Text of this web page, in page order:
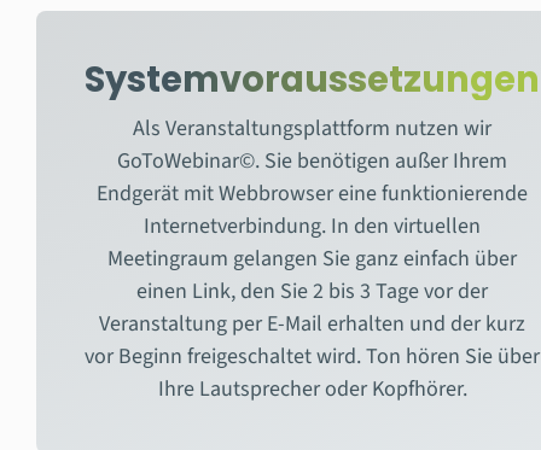
Systemvoraussetzungen
Als Veranstaltungsplattform nutzen wir
GoToWebinar©. Sie benötigen außer Ihrem
Endgerät mit Webbrowser eine funktionierende
Internetverbindung. In den virtuellen
Meetingraum gelangen Sie ganz einfach über
einen Link, den Sie 2 bis 3 Tage vor der
Veranstaltung per E-Mail erhalten und der kurz
vor Beginn freigeschaltet wird. Ton hören Sie über
Ihre Lautsprecher oder Kopfhörer.